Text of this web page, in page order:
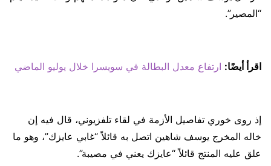
“المصير”.
اقرأ أيضًا: ارتفاع معدل البطالة في سويسرا خلال يوليو الماضي
إذ روى خوري تفاصيل الأزمة في لقاء تلفزيوني، قال فيه إن
خاله المخرج يوسف شاهين اتصل به قائلاً “غابي عايزك”، وهو ما
علق عليه المنتج قائلاً “عايزك يعني في مصيبة”.